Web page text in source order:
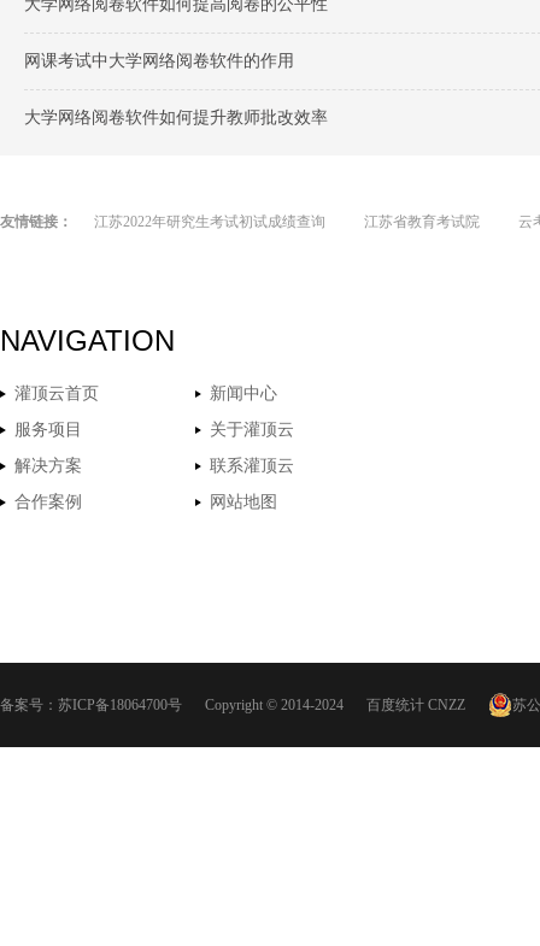
大学网络阅卷软件如何提高阅卷的公平性
网课考试中大学网络阅卷软件的作用
大学网络阅卷软件如何提升教师批改效率
友情链接： 江苏2022年研究生考试初试成绩查询 江苏省教育考试院 云
NAVIGATION
灌顶云首页
新闻中心
服务项目
关于灌顶云
解决方案
联系灌顶云
合作案例
网站地图
备案号： 苏ICP备18064700号 Copyright © 2014-2024 百度统计 CNZZ 苏